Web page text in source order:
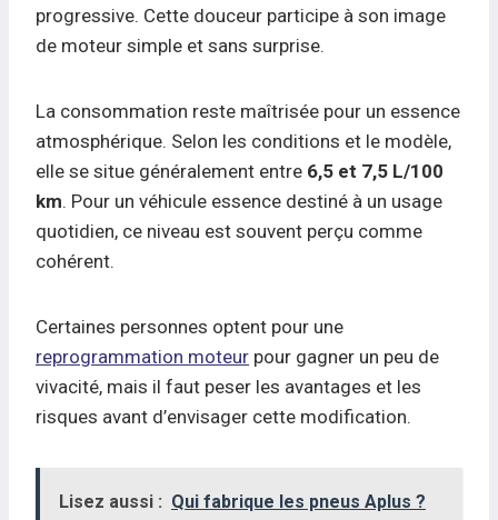
progressive. Cette douceur participe à son image
de moteur simple et sans surprise.
La consommation reste maîtrisée pour un essence
atmosphérique. Selon les conditions et le modèle,
elle se situe généralement entre 6,5 et 7,5 L/100
km. Pour un véhicule essence destiné à un usage
quotidien, ce niveau est souvent perçu comme
cohérent.
Certaines personnes optent pour une
reprogrammation moteur pour gagner un peu de
vivacité, mais il faut peser les avantages et les
risques avant d’envisager cette modification.
Lisez aussi : Qui fabrique les pneus Aplus ?